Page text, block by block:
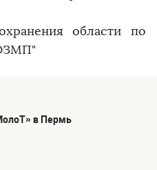
области по
в Пермь